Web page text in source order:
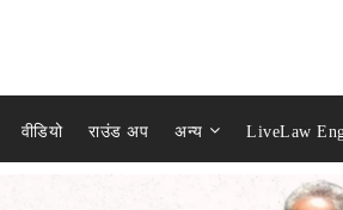
वीडियो राउंड अप अन्य LiveLaw